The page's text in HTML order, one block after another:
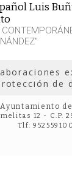
Luis
de
12 - C.P.
Tlf: 952559100